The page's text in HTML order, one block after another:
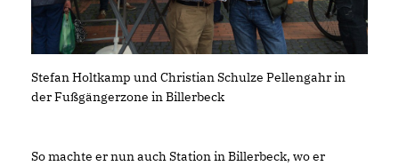
Stefan Holtkamp und Christian Schulze Pellengahr in
der Fußgängerzone in Billerbeck
So machte er nun auch Station in Billerbeck, wo er